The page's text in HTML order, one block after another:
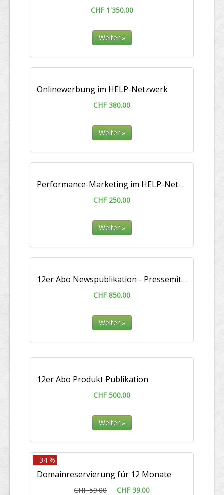
CHF 1'350.00
Weiter »
Onlinewerbung im HELP-Netzwerk
CHF 380.00
Weiter »
Performance-Marketing im HELP-Netzwerk
CHF 250.00
Weiter »
12er Abo Newspublikation - Pressemitteilung / Medienmitteilung
CHF 850.00
Weiter »
12er Abo Produkt Publikation
CHF 500.00
Weiter »
-34 %
Domainreservierung für 12 Monate
CHF 59.00 CHF 39.00